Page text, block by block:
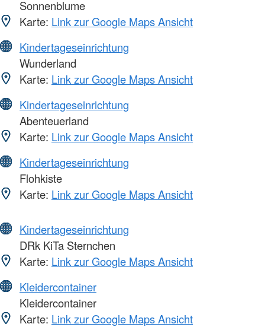
Sonnenblume
Karte: Link zur Google Maps Ansicht
Kindertageseinrichtung
Wunderland
Karte: Link zur Google Maps Ansicht
Kindertageseinrichtung
Abenteuerland
Karte: Link zur Google Maps Ansicht
Kindertageseinrichtung
Flohkiste
Karte: Link zur Google Maps Ansicht
Kindertageseinrichtung
DRk KiTa Sternchen
Karte: Link zur Google Maps Ansicht
Kleidercontainer
Kleidercontainer
Karte: Link zur Google Maps Ansicht